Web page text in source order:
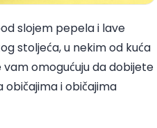
slojem pepela i lave
stoljeća, u nekim od kuća
omogućuju da dobijete
i običajima